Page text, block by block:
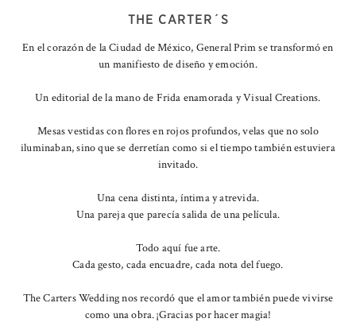
THE CARTER´S
En el corazón de la Ciudad de México, General Prim se transformó en
un manifiesto de diseño y emoción.
Un editorial de la mano de Frida enamorada y Visual Creations.
Mesas vestidas con flores en rojos profundos, velas que no solo
iluminaban, sino que se derretían como si el tiempo también estuviera
invitado.
Una cena distinta, íntima y atrevida.
Una pareja que parecía salida de una película.
Todo aquí fue arte.
Cada gesto, cada encuadre, cada nota del fuego.
The Carters Wedding nos recordó que el amor también puede vivirse
como una obra. ¡Gracias por hacer magia!